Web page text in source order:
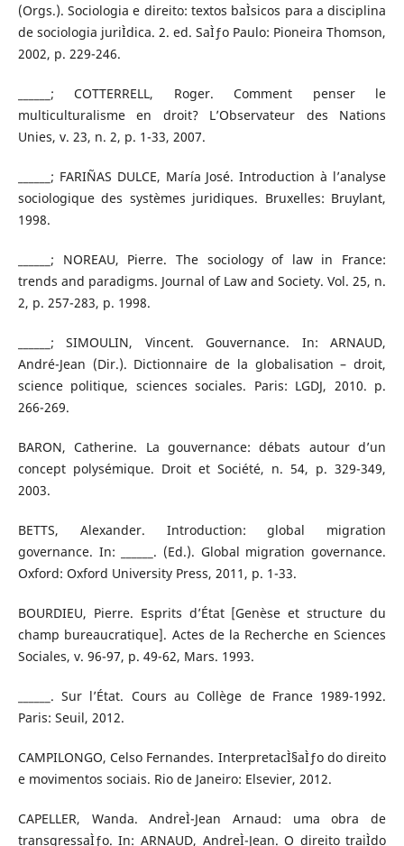
(Orgs.). Sociologia e direito: textos baÌsicos para a disciplina
de sociologia juriÌdica. 2. ed. SaÌƒo Paulo: Pioneira Thomson,
2002, p. 229-246.
______; COTTERRELL, Roger. Comment penser le
multiculturalisme en droit? L’Observateur des Nations
Unies, v. 23, n. 2, p. 1-33, 2007.
______; FARIÑAS DULCE, María José. Introduction à l’analyse
sociologique des systèmes juridiques. Bruxelles: Bruylant,
1998.
______; NOREAU, Pierre. The sociology of law in France:
trends and paradigms. Journal of Law and Society. Vol. 25, n.
2, p. 257-283, p. 1998.
______; SIMOULIN, Vincent. Gouvernance. In: ARNAUD,
André-Jean (Dir.). Dictionnaire de la globalisation – droit,
science politique, sciences sociales. Paris: LGDJ, 2010. p.
266-269.
BARON, Catherine. La gouvernance: débats autour d’un
concept polysémique. Droit et Société, n. 54, p. 329-349,
2003.
BETTS, Alexander. Introduction: global migration
governance. In: ______. (Ed.). Global migration governance.
Oxford: Oxford University Press, 2011, p. 1-33.
BOURDIEU, Pierre. Esprits d’État [Genèse et structure du
champ bureaucratique]. Actes de la Recherche en Sciences
Sociales, v. 96-97, p. 49-62, Mars. 1993.
______. Sur l’État. Cours au Collège de France 1989-1992.
Paris: Seuil, 2012.
CAMPILONGO, Celso Fernandes. InterpretacÌ§aÌƒo do direito
e movimentos sociais. Rio de Janeiro: Elsevier, 2012.
CAPELLER, Wanda. AndreÌ-Jean Arnaud: uma obra de
transgressaÌƒo. In: ARNAUD, AndreÌ-Jean. O direito traiÌdo